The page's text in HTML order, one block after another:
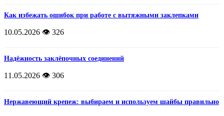
Как избежать ошибок при работе с вытяжными заклепками
10.05.2026 👁️ 326
Надёжность заклёпочных соединений
11.05.2026 👁️ 306
Нержавеющий крепеж: выбираем и используем шайбы правильно